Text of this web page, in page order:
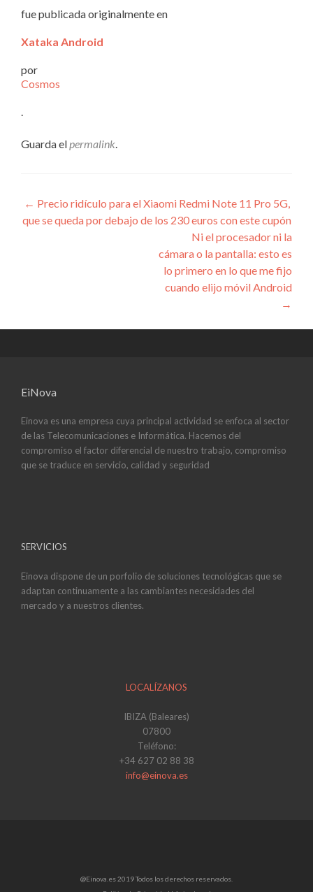
fue publicada originalmente en
Xataka Android
por
Cosmos
.
Guarda elpermalink.
Navegación
de
← Precio ridículo para el Xiaomi Redmi Note 11 Pro 5G,
que se queda por debajo de los 230 euros con este cupón
Ni el procesador ni la
cámara o la pantalla: esto es
lo primero en lo que me fijo
cuando elijo móvil Android
→
EiNova
Einova es una empresa cuya principal actividad se enfoca al sector
de las Telecomunicaciones e Informática. Hacemos del
compromiso el factor diferencial de nuestro trabajo, compromiso
que se traduce en servicio, calidad y seguridad
SERVICIOS
Einova dispone de un porfolio de soluciones tecnológicas que se
adaptan continuamente a las cambiantes necesidades del
mercado y a nuestros clientes.
LOCALÍZANOS
IBIZA (Baleares)
07800
Teléfono:
+34 627 02 88 38
info@einova.es
@Einova.es 2019 Todos los derechos reservados.